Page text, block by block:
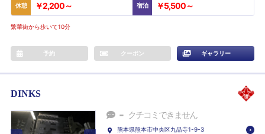
休憩 ￥2,200～ 宿泊 ￥5,500～
繁華街から歩いて10分
予約 クーポン ギャラリー
DINKS
- クチコミできません
熊本県熊本市中央区九品寺1-9-3